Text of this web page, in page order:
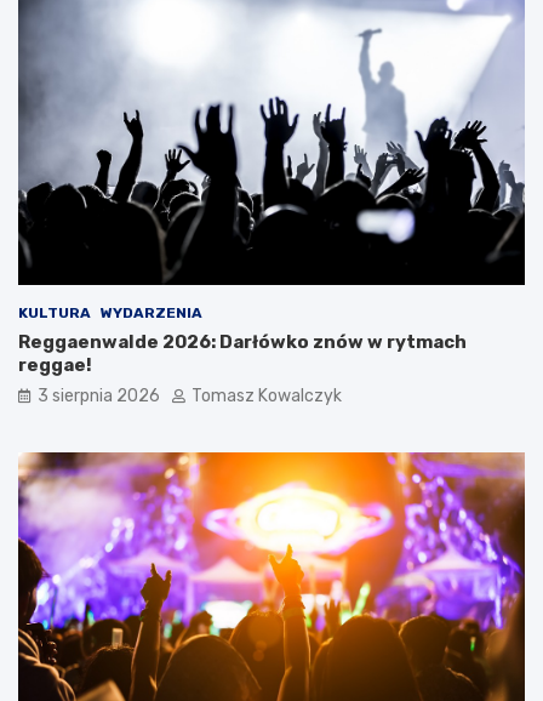
KULTURA WYDARZENIA
Reggaenwalde 2026: Darłówko znów w rytmach
reggae!
3 sierpnia 2026 Tomasz Kowalczyk